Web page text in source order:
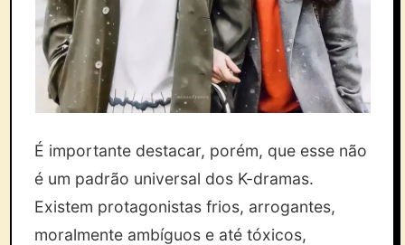
É importante destacar, porém, que esse não
é um padrão universal dos K-dramas.
Existem protagonistas frios, arrogantes,
moralmente ambíguos e até tóxicos,